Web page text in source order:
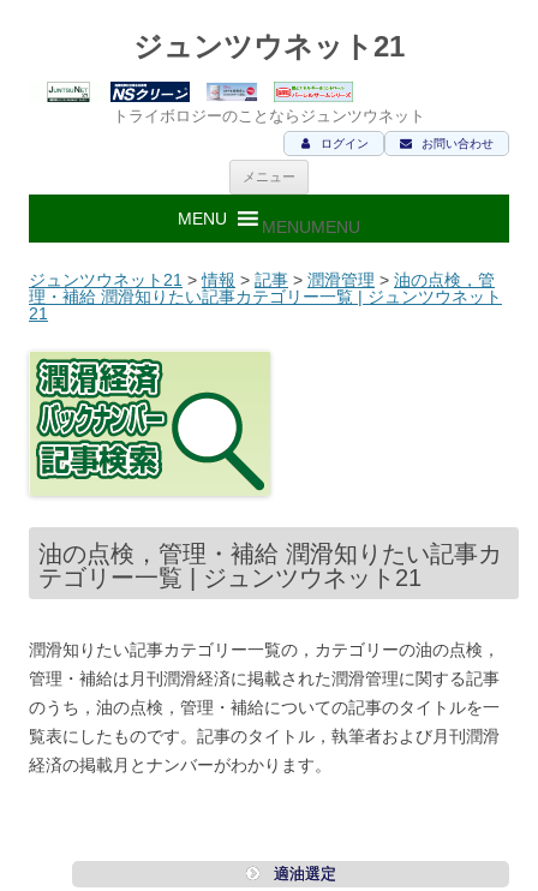
ジュンツウネット21
トライボロジーのことならジュンツウネット
お問い合わせ
ログイン
メニュー
ン
ツ
ス
キ
ッ
MENUMENU
ジュンツウネット21 >情報 > 記事 > 潤滑管理 > 油の点検，管
理・補給 潤滑知りたい記事カテゴリー一覧 | ジュンツウネット
21
油の点検，管理・補給 潤滑知りたい記事カ
テゴリー一覧 | ジュンツウネット21
潤滑知りたい記事カテゴリー一覧の，カテゴリーの油の点検，
管理・補給は月刊潤滑経済に掲載された潤滑管理に関する記事
のうち，油の点検，管理・補給についての記事のタイトルを一
覧表にしたものです。記事のタイトル，執筆者および月刊潤滑
経済の掲載月とナンバーがわかります。
適油選定